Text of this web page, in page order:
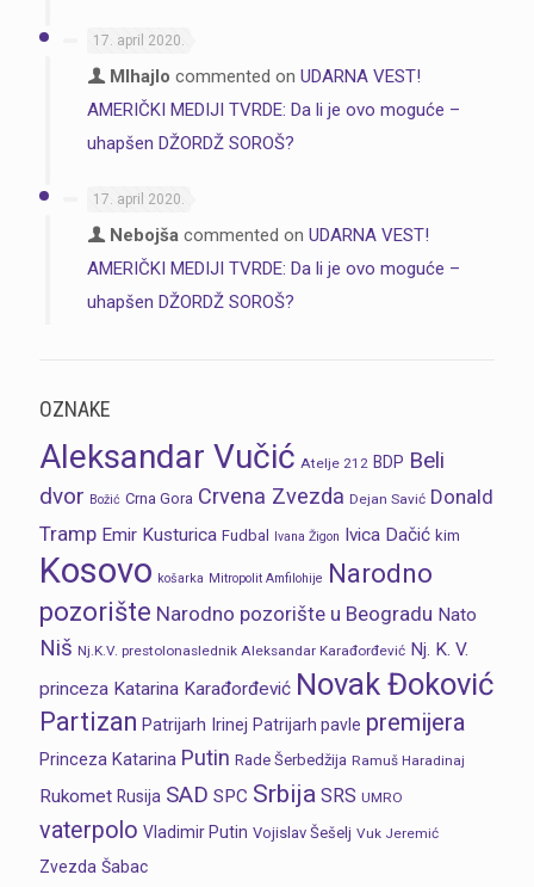
17. april 2020.
MIhajlo commented on UDARNA VEST!
AMERIČKI MEDIJI TVRDE: Da li je ovo moguće –
uhapšen DŽORDŽ SOROŠ?
17. april 2020.
Nebojša commented on UDARNA VEST!
AMERIČKI MEDIJI TVRDE: Da li je ovo moguće –
uhapšen DŽORDŽ SOROŠ?
OZNAKE
Aleksandar Vučić Atelje 212 BDP Beli
dvor Božić Crna Gora Crvena Zvezda Dejan Savić Donald
Tramp Emir Kusturica Fudbal Ivana Žigon Ivica Dačić kim
Kosovo košarka Mitropolit Amfilohije Narodno
pozorište Narodno pozorište u Beogradu Nato
Niš Nj.K.V. prestolonaslednik Aleksandar Karađorđević Nj. K. V.
princeza Katarina Karađorđević Novak Đoković
Partizan Patrijarh Irinej Patrijarh pavle premijera
Princeza Katarina Putin Rade Šerbedžija Ramuš Haradinaj
Rukomet Rusija SAD SPC Srbija SRS UMRO
vaterpolo Vladimir Putin Vojislav Šešelj Vuk Jeremić
Zvezda Šabac